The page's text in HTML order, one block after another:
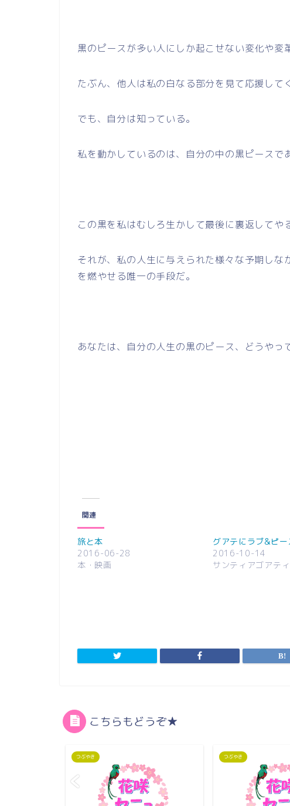
黒のピースが多い人にしか起こせない変化や変
たぶん、他人は私の白なる部分を見て応援して
でも、自分は知っている。
私を動かしているのは、自分の中の黒ピースで
この黒を私はむしろ生かして最後に裏返してや
それが、私の人生に与えられた様々な予期し
を燃やせる唯一の手段だ。
あなたは、自分の人生の黒のピース、どうやっ
関連
旅と本
2016-06-28
本・映画
グアテにラブ&ピー
2016-10-14
サンティアゴアテ
こちらもどうぞ★
つぶやき つぶやき